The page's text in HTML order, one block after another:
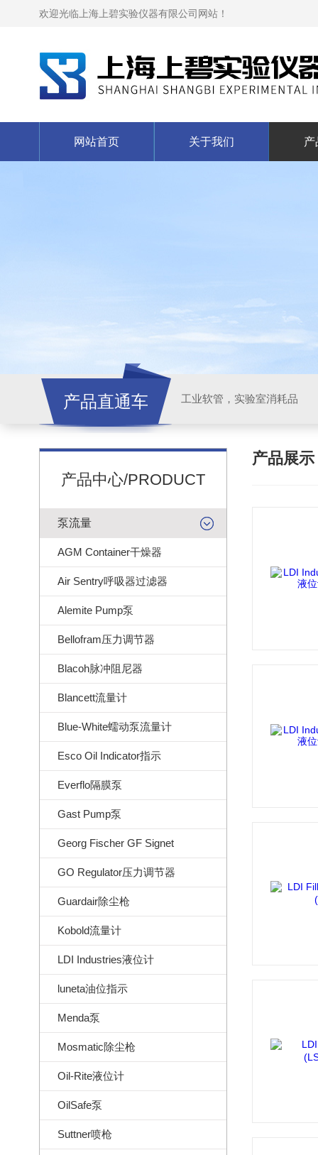
欢迎光临上海上碧实验仪器有限公司网站！
网站首页 关于我们 产
产品直通车 工业软管，实验室消耗品
产品中心/PRODUCT
泵流量
AGM Container干燥器
Air Sentry呼吸器过滤器
Alemite Pump泵
Bellofram压力调节器
Blacoh脉冲阻尼器
Blancett流量计
Blue-White蠕动泵流量计
Esco Oil Indicator指示
Everflo隔膜泵
Gast Pump泵
Georg Fischer GF Signet
GO Regulator压力调节器
Guardair除尘枪
Kobold流量计
LDI Industries液位计
luneta油位指示
Menda泵
Mosmatic除尘枪
Oil-Rite液位计
OilSafe泵
Suttner喷枪
产品展示